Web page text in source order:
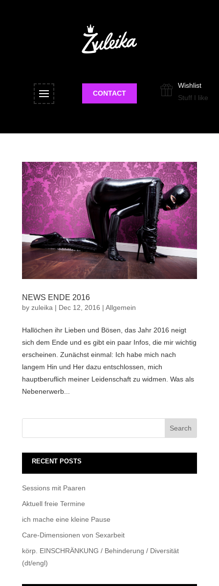
CONTACT
Wishlist
Stuff I like
NEWS ENDE 2016
by zuleika | Dec 12, 2016 | Allgemein
Hallöchen ihr Lieben und Bösen, das Jahr 2016 neigt
sich dem Ende und es gibt ein paar Infos, die mir wichtig
erscheinen. Zunächst einmal: Ich habe mich nach
langem Hin und Her dazu entschlossen, mich
hauptberuflich meiner Leidenschaft zu widmen. Was als
Nebenerwerb...
RECENT POSTS
Sessions mit Paaren
Aktuell freie Termine
ich mache eine kleine Pause
Care-Dimensionen von Sexarbeit
körp. EINSCHRÄNKUNG / Behinderung / Diversität
(dt/engl)